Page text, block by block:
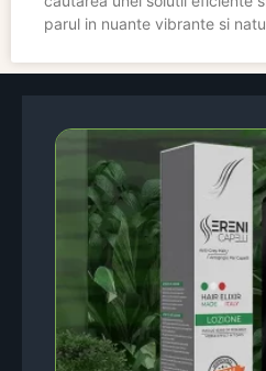
parul in nuante vibrante si